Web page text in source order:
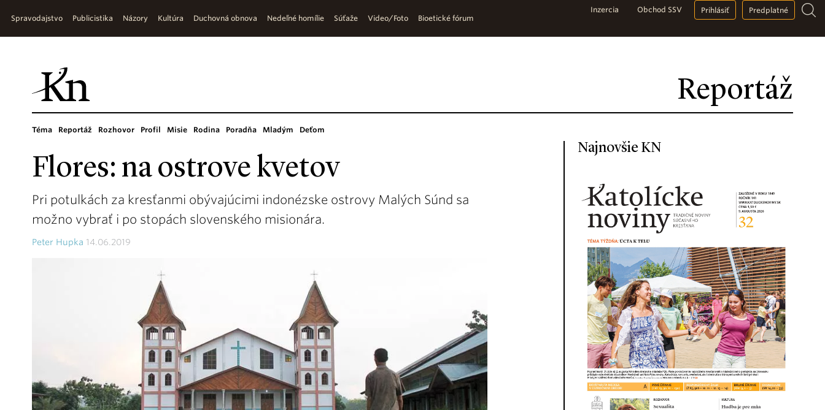
Reportáž
Spravodajstvo Publicistika Názory Kultúra Duchovná obnova Nedeľné homílie Súťaže Video/Foto Bioetické fórum
Inzercia Obchod SSV Prihlásiť Predplatné
Téma Reportáž Rozhovor Profil Misie Rodina Poradňa Mladým Deťom
Flores: na ostrove kvetov
Pri potulkách za kresťanmi obývajúcimi indonézske ostrovy Malých Súnd sa
možno vybrať i po stopách slovenského misionára.
Peter Hupka 14.06.2019
Najnovšie KN